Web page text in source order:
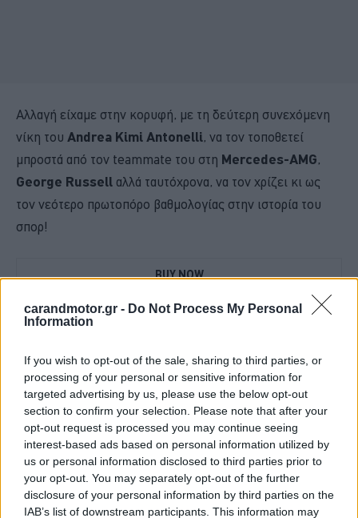
carandmotor.gr - Do Not Process My Personal
Information
If you wish to opt-out of the sale, sharing to third parties, or
processing of your personal or sensitive information for
targeted advertising by us, please use the below opt-out
section to confirm your selection. Please note that after your
opt-out request is processed you may continue seeing
interest-based ads based on personal information utilized by
us or personal information disclosed to third parties prior to
your opt-out. You may separately opt-out of the further
disclosure of your personal information by third parties on the
IAB’s list of downstream participants. This information may
Αλλαγή είχαμε στην κορυφή, με τη δεύτερη συνεχόμενη
νίκη του Andrea Kimi Antonelli, να τον τοποθετεί
μπροστά από τον teammate του στη Mercedes-AMG,
George Russell αλλά ταυτόχρονα, να τον χρίζει κι ως
τον νεότερο πρωτοπόρο βαθμολογίας στην ιστορία του
σπορ!
BUY NOW
ΠΟΤΕ ΠΕΡΝΑΣ ΚΤΕΟ; ΜΑΘΕ ΣΤΗΝ ΑUTECO
TO RENAULT 4 ΕΠΙΣΤΡΕΦΕΙ -ΠΟΣΟ ΚΟΣΤΙΖΕΙ
XPENG -ΤΑ ΝΕΑ "TESLA" ΠΟΥ ΗΡΘΑΝ ΣΤΗΝ ΕΛΛΑΔΑ
Στην Ιαπωνία… ανέτειλε επιτέλους ο ήλιος της McLaren,
που είχε διπλή εκκίνηση και διπλό τερματισμό, με τον
Lando Norrisνα κερδίζει μία θέση και να ανεβαίνει